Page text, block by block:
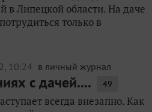
в Липецкой области. На даче
только в
10:24 в личный журнал
с дачей.... 49
всегда внезапно. Как